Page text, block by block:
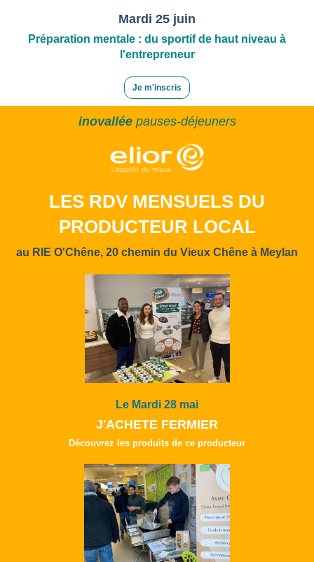
Mardi 25 juin
Préparation mentale : du sportif de haut niveau à
l'entrepreneur
Je m'inscris
inovallée pauses-déjeuners
LES RDV MENSUELS DU
PRODUCTEUR LOCAL
au RIE O'Chêne, 20 chemin du Vieux Chêne à Meylan
Le Mardi 28 mai
J'ACHETE FERMIER
Découvrez les produits de ce producteur